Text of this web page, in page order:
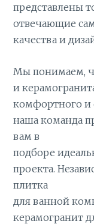
представлены
отвечающие
качества и
Мы понимаем,
и
комфортного и
наша команда
вам в
подборе
проекта.
плитка
для ванной
керамогранит